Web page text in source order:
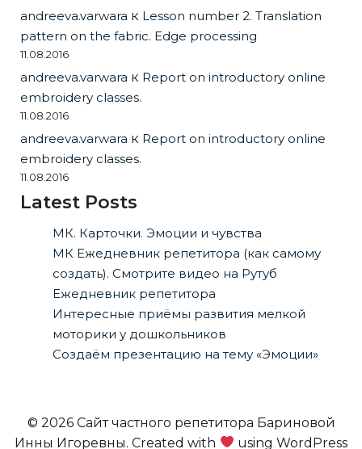
andreeva.varwara к Lesson number 2. Translation
pattern on the fabric. Edge processing
11.08.2016
andreeva.varwara к Report on introductory online
embroidery classes.
11.08.2016
andreeva.varwara к Report on introductory online
embroidery classes.
11.08.2016
Latest Posts
МК. Карточки. Эмоции и чувства
МК Ежедневник репетитора (как самому
создать). Смотрите видео на Рутуб
Ежедневник репетитора
Интересные приёмы развития мелкой
моторики у дошкольников
Создаём презентацию на тему «Эмоции»
© 2026 Сайт частного репетитора Бариновой
Инны Игоревны. Created with
using WordPress